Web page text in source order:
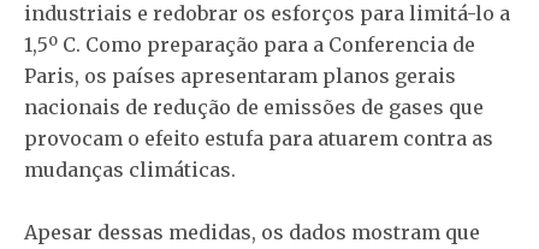
industriais e redobrar os esforços para limitá-lo a
1,5º C. Como preparação para a Conferencia de
Paris, os países apresentaram planos gerais
nacionais de redução de emissões de gases que
provocam o efeito estufa para atuarem contra as
mudanças climáticas.
Apesar dessas medidas, os dados mostram que